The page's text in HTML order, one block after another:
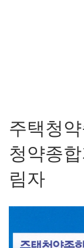
주택청
청약종
림자